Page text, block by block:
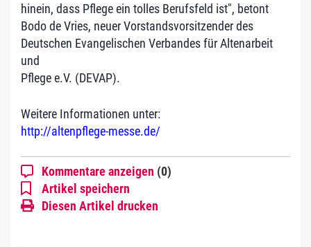
hinein, dass Pflege ein tolles Berufsfeld ist", betont
Bodo de Vries, neuer Vorstandsvorsitzender des
Deutschen Evangelischen Verbandes für Altenarbeit
und
Pflege e.V. (DEVAP).
Weitere Informationen unter:
http://altenpflege-messe.de/
Kommentare anzeigen (0)
Artikel speichern
Diesen Artikel drucken